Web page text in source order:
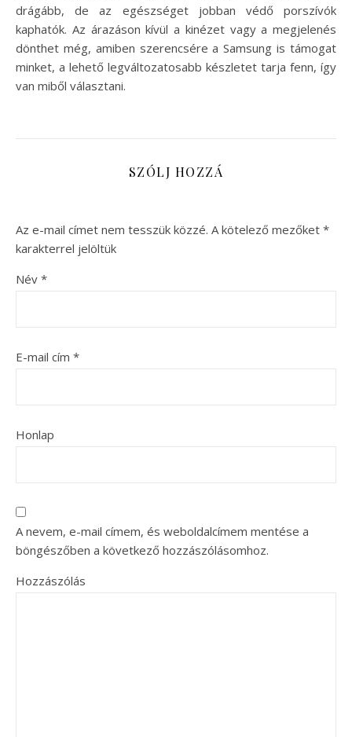
drágább, de az egészséget jobban védő porszívók
kaphatók. Az árazáson kívül a kinézet vagy a megjelenés
dönthet még, amiben szerencsére a Samsung is támogat
minket, a lehető legváltozatosabb készletet tarja fenn, így
van miből választani.
SZÓLJ HOZZÁ
Az e-mail címet nem tesszük közzé. A kötelező mezőket *
karakterrel jelöltük
Név *
E-mail cím *
Honlap
A nevem, e-mail címem, és weboldalcímem mentése a
böngészőben a következő hozzászólásomhoz.
Hozzászólás